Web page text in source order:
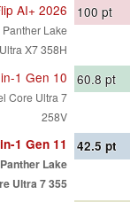
AI+ 2026
Lake
X7 358H
100 pt
1 Gen 10
Core Ultra 7
258V
60.8 pt
1 Gen 11
Lake
Ultra 7 355
42.5 pt